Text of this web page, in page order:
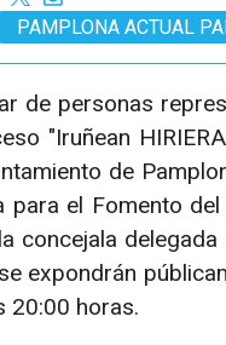
PAMPLONA ACTUAL
de personas
"Iruñean
de
para el Fomento
concejala
expondrán
20:00 horas.